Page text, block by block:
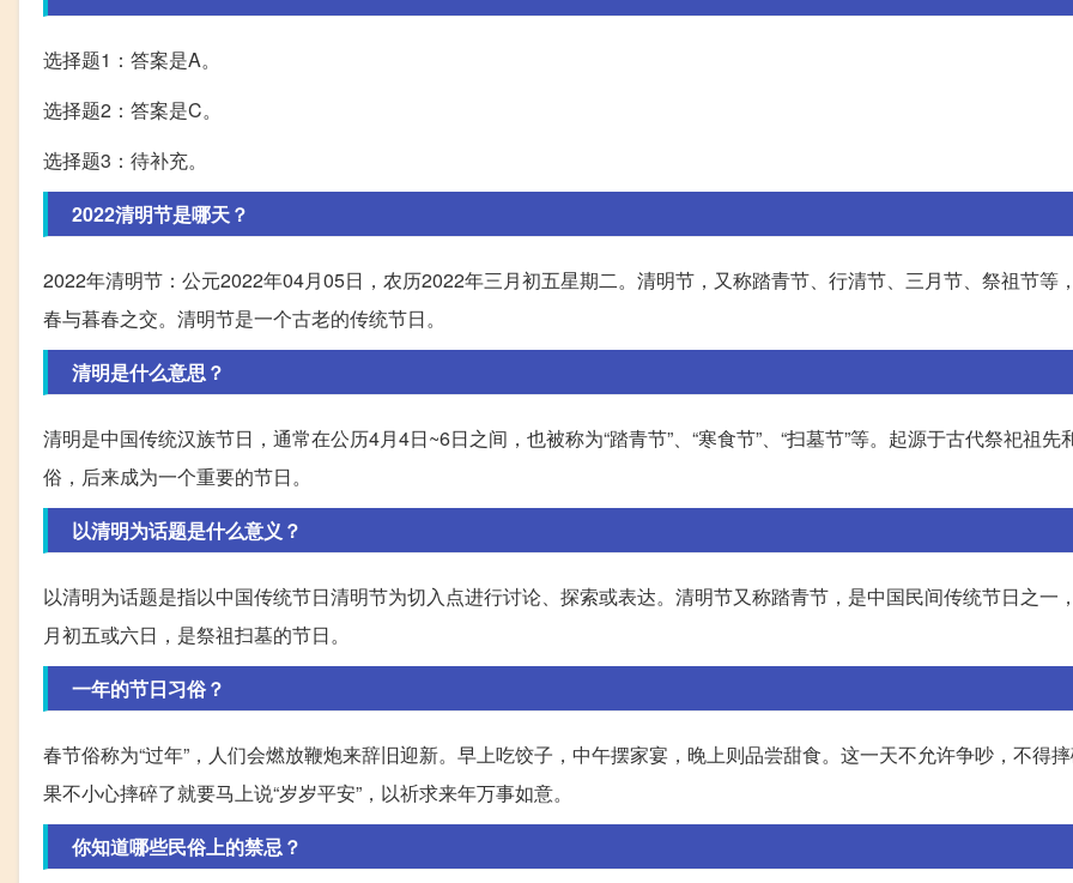
选择题1：答案是A。
选择题2：答案是C。
选择题3：待补充。
2022清明节是哪天？
2022年清明节：公元2022年04月05日，农历2022年三月初五星期二。清明节，又称踏青节、行清节、三月节、祭祖节等
春与暮春之交。清明节是一个古老的传统节日。
清明是什么意思？
清明是中国传统汉族节日，通常在公历4月4日~6日之间，也被称为“踏青节”、“寒食节”、“扫墓节”等。起源于古代祭祀祖先
俗，后来成为一个重要的节日。
以清明为话题是什么意义？
以清明为话题是指以中国传统节日清明节为切入点进行讨论、探索或表达。清明节又称踏青节，是中国民间传统节日之一
月初五或六日，是祭祖扫墓的节日。
一年的节日习俗？
春节俗称为“过年”，人们会燃放鞭炮来辞旧迎新。早上吃饺子，中午摆家宴，晚上则品尝甜食。这一天不允许争吵，不得
果不小心摔碎了就要马上说“岁岁平安”，以祈求来年万事如意。
你知道哪些民俗上的禁忌？